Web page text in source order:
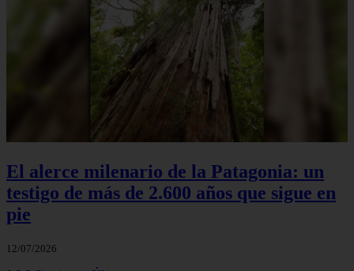
El alerce milenario de la Patagonia: un
testigo de más de 2.600 años que sigue en
pie
12/07/2026